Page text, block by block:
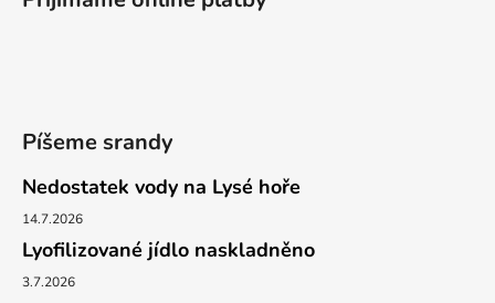
Píšeme srandy
Nedostatek vody na Lysé hoře
14.7.2026
Lyofilizované jídlo naskladněno
3.7.2026